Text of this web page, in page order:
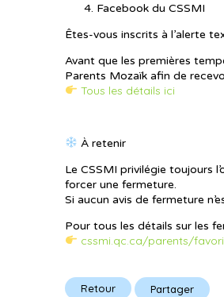
Facebook du CSSMI
Êtes-vous inscrits à l’alerte
Avant que les premières
Parents Mozaïk afin de
Tous les détails ici
À retenir
Le CSSMI privilégie toujours
forcer une fermeture.
Si aucun avis de fermeture
Pour tous les détails sur les
cssmi.qc.ca/parents/
Retour Partager